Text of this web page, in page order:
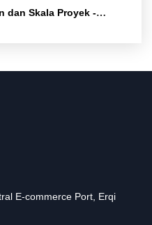
dan Skala Proyek -
E-commerce Port, Erqi